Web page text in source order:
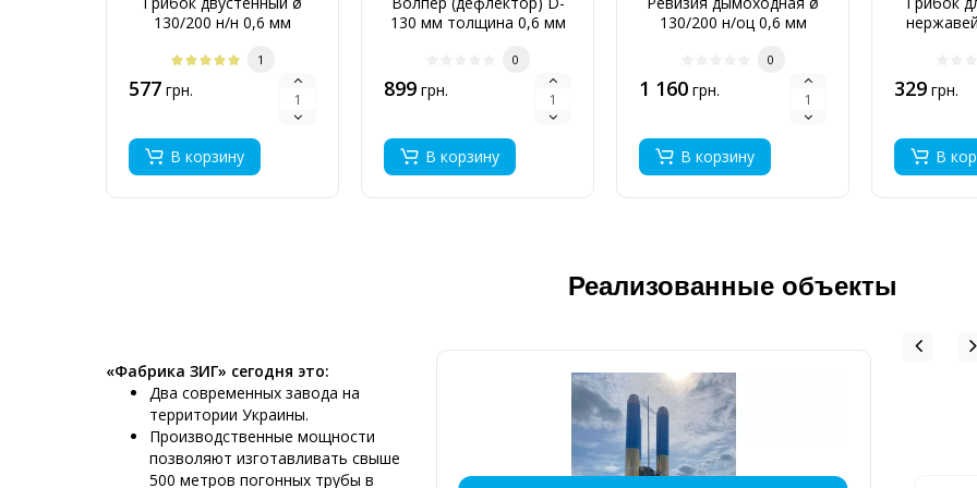
130/200 н/н 0,6 мм
1
577 грн.
В корзину
130 мм толщина 0,6 мм
0
899 грн.
В корзину
130/200 н/оц 0,6 мм
0
1 160 грн.
В корзину
329 грн.
В
Реализованные объекты
«Фабрика ЗИГ» сегодня это:
Два современных завода на
территории Украины.
Производственные мощности
позволяют изготавливать свыше
500 метров погонных трубы в